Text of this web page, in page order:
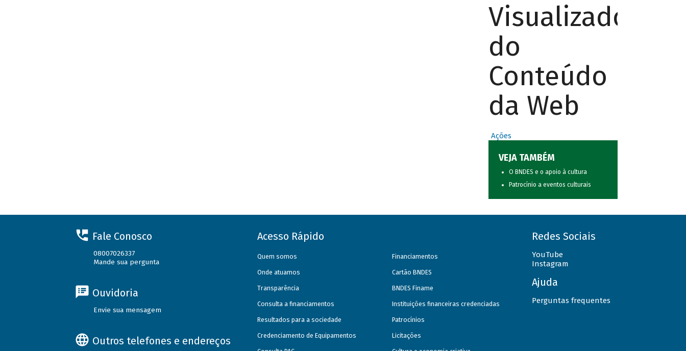
Visualizador
do
Conteúdo
da Web
Ações
VEJA TAMBÉM
O BNDES e o apoio à cultura
Patrocínio a eventos culturais
Fale Conosco
08007026337
Mande sua pergunta
Ouvidoria
Envie sua mensagem
Outros telefones e endereços
Acesso Rápido
Quem somos
Onde atuamos
Transparência
Consulta a financiamentos
Resultados para a sociedade
Credenciamento de Equipamentos
Financiamentos
Cartão BNDES
BNDES Finame
Instituições financeiras credenciadas
Patrocínios
Licitações
Redes Sociais
YouTube
Instagram
Ajuda
Perguntas frequentes